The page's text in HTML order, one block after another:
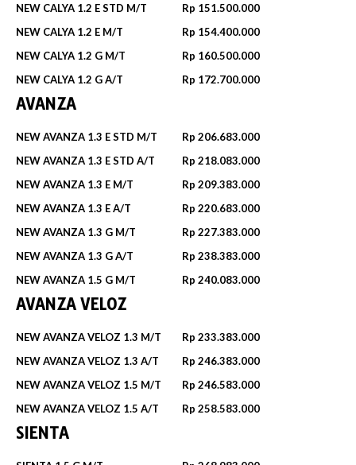
NEW CALYA 1.2 E STD M/T
Rp 151.500.000
NEW CALYA 1.2 E M/T
Rp 154.400.000
NEW CALYA 1.2 G M/T
Rp 160.500.000
NEW CALYA 1.2 G A/T
Rp 172.700.000
AVANZA
NEW AVANZA 1.3 E STD M/T
Rp 206.683.000
NEW AVANZA 1.3 E STD A/T
Rp 218.083.000
NEW AVANZA 1.3 E M/T
Rp 209.383.000
NEW AVANZA 1.3 E A/T
Rp 220.683.000
NEW AVANZA 1.3 G M/T
Rp 227.383.000
NEW AVANZA 1.3 G A/T
Rp 238.383.000
NEW AVANZA 1.5 G M/T
Rp 240.083.000
AVANZA VELOZ
NEW AVANZA VELOZ 1.3 M/T
Rp 233.383.000
NEW AVANZA VELOZ 1.3 A/T
Rp 246.383.000
NEW AVANZA VELOZ 1.5 M/T
Rp 246.583.000
NEW AVANZA VELOZ 1.5 A/T
Rp 258.583.000
SIENTA